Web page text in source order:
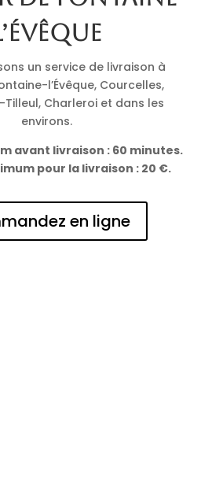
un service de livraison à
l’Évêque, Courcelles,
Charleroi et dans les
environs.
avant livraison : 60 minutes.
pour la livraison : 20 €.
en ligne